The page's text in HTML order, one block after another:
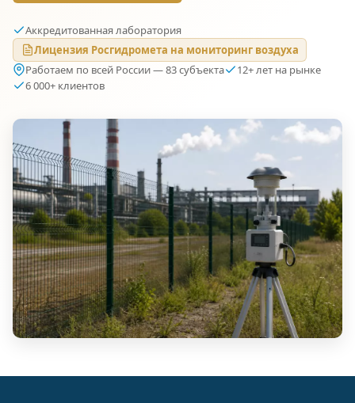
Аккредитованная лаборатория
Лицензия Росгидромета на мониторинг воздуха
Работаем по всей России — 83 субъекта
12+ лет на рынке
6 000+ клиентов